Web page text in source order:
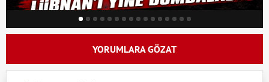
YORUMLARA GÖZAT